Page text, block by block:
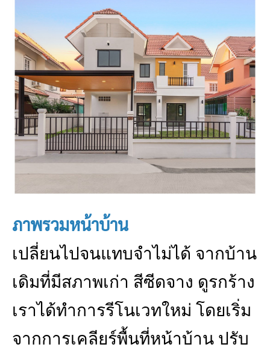
ภาพรวมหน้าบ้าน
เปลี่ยนไปจนแทบจำไม่ได้ จากบ้าน
เดิมที่มีสภาพเก่า สีซีดจาง ดูรกร้าง
เราได้ทำการรีโนเวทใหม่ โดยเริ่ม
จากการเคลียร์พื้นที่หน้าบ้าน ปรับ